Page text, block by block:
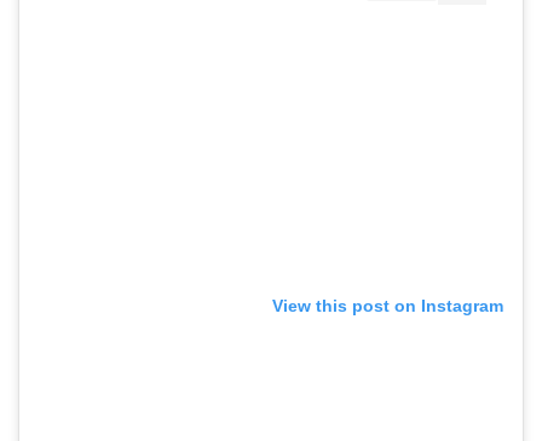
View this post on Instagram